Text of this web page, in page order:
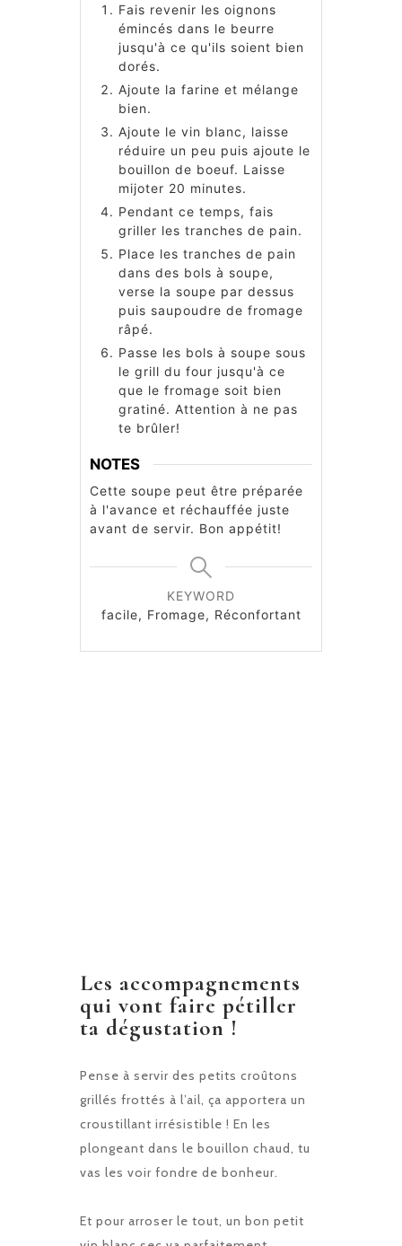
Fais revenir les oignons
émincés dans le beurre
jusqu'à ce qu'ils soient bien
dorés.
Ajoute la farine et mélange
bien.
Ajoute le vin blanc, laisse
réduire un peu puis ajoute le
bouillon de boeuf. Laisse
mijoter 20 minutes.
Pendant ce temps, fais
griller les tranches de pain.
Place les tranches de pain
dans des bols à soupe,
verse la soupe par dessus
puis saupoudre de fromage
râpé.
Passe les bols à soupe sous
le grill du four jusqu'à ce
que le fromage soit bien
gratiné. Attention à ne pas
te brûler!
NOTES
Cette soupe peut être préparée
à l'avance et réchauffée juste
avant de servir. Bon appétit!
KEYWORD
facile, Fromage, Réconfortant
Les accompagnements
qui vont faire pétiller
ta dégustation !
Pense à servir des petits croûtons
grillés frottés à l’ail, ça apportera un
croustillant irrésistible ! En les
plongeant dans le bouillon chaud, tu
vas les voir fondre de bonheur.
Et pour arroser le tout, un bon petit